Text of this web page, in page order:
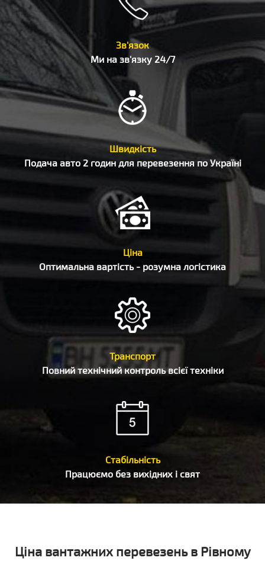
Зв'язок
Ми на зв'язку 24/7
Швидкість
Подача авто 2 годин для перевезення по Україні
Ціна
Оптимальна вартість - розумна логістика
Транспорт
Повний технічний контроль всієї техніки
Стабільність
Працюємо без вихідних і свят
Ціна вантажних перевезень в Рівному